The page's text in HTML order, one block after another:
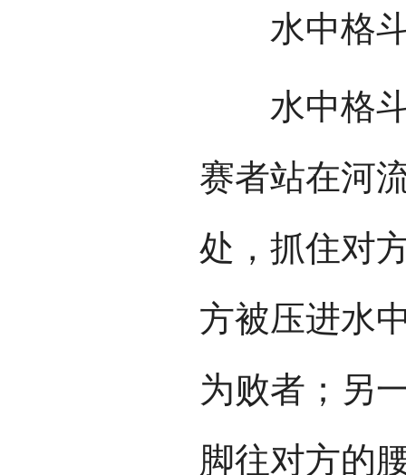
水中格
水中格斗
赛者站在河
处，抓住对
方被压进水
为败者；另
脚往对方的